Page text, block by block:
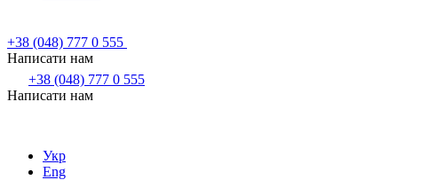
+38 (048) 777 0 555
Написати нам
+38 (048) 777 0 555
Написати нам
Укр
Eng